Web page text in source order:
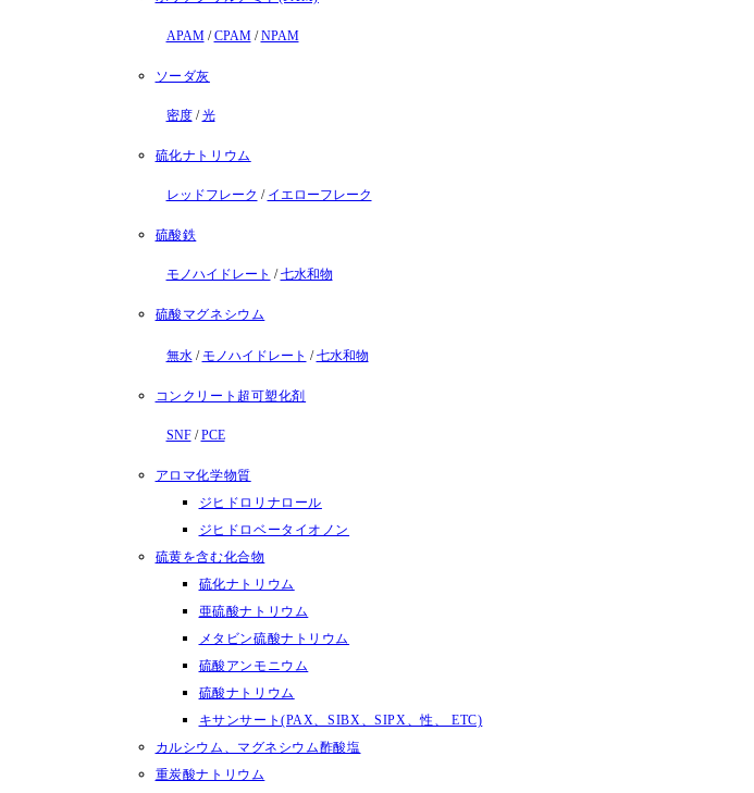
APAM/CPAM/NPAM
ソーダ灰
密度/光
硫化ナトリウム
レッドフレーク / イエローフレーク
硫酸鉄
モノハイドレート /七水和物
硫酸マグネシウム
無水/ モノハイドレート /七水和物
コンクリート超可塑化剤
SNF/PCE
アロマ化学物質
ジヒドロリナロール
ジヒドロベータイオノン
硫黄を含む化合物
硫化ナトリウム
亜硫酸ナトリウム
メタビン硫酸ナトリウム
硫酸アンモニウム
硫酸ナトリウム
キサンサート(PAX、SIBX、SIPX、性、 ETC)
カルシウム、マグネシウム酢酸塩
重炭酸ナトリウム